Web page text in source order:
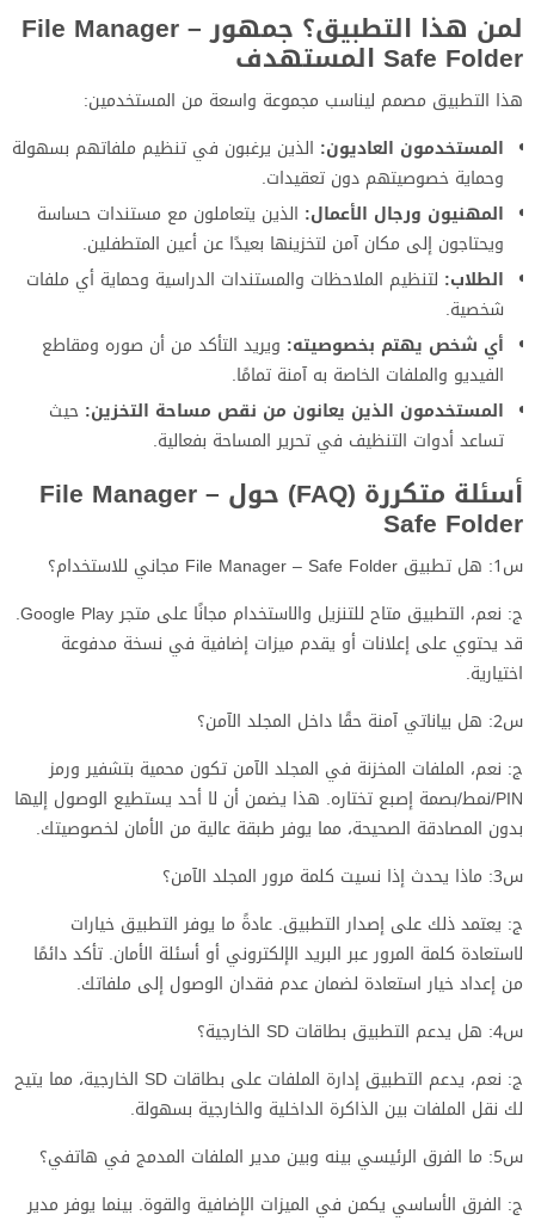
لمن هذا التطبيق؟ جمهور File Manager –
Safe Folder المستهدف
هذا التطبيق مصمم ليناسب مجموعة واسعة من المستخدمين:
المستخدمون العاديون: الذين يرغبون في تنظيم ملفاتهم بسهولة
وحماية خصوصيتهم دون تعقيدات.
المهنيون ورجال الأعمال: الذين يتعاملون مع مستندات حساسة
ويحتاجون إلى مكان آمن لتخزينها بعيدًا عن أعين المتطفلين.
الطلاب: لتنظيم الملاحظات والمستندات الدراسية وحماية أي ملفات
شخصية.
أي شخص يهتم بخصوصيته: ويريد التأكد من أن صوره ومقاطع
الفيديو والملفات الخاصة به آمنة تمامًا.
المستخدمون الذين يعانون من نقص مساحة التخزين: حيث
تساعد أدوات التنظيف في تحرير المساحة بفعالية.
أسئلة متكررة (FAQ) حول File Manager –
Safe Folder
س1: هل تطبيق File Manager – Safe Folder مجاني للاستخدام؟
ج: نعم، التطبيق متاح للتنزيل والاستخدام مجانًا على متجر Google Play.
قد يحتوي على إعلانات أو يقدم ميزات إضافية في نسخة مدفوعة
اختيارية.
س2: هل بياناتي آمنة حقًا داخل المجلد الآمن؟
ج: نعم، الملفات المخزنة في المجلد الآمن تكون محمية بتشفير ورمز
PIN/نمط/بصمة إصبع تختاره. هذا يضمن أن لا أحد يستطيع الوصول إليها
بدون المصادقة الصحيحة، مما يوفر طبقة عالية من الأمان لخصوصيتك.
س3: ماذا يحدث إذا نسيت كلمة مرور المجلد الآمن؟
ج: يعتمد ذلك على إصدار التطبيق. عادةً ما يوفر التطبيق خيارات
لاستعادة كلمة المرور عبر البريد الإلكتروني أو أسئلة الأمان. تأكد دائمًا
من إعداد خيار استعادة لضمان عدم فقدان الوصول إلى ملفاتك.
س4: هل يدعم التطبيق بطاقات SD الخارجية؟
ج: نعم، يدعم التطبيق إدارة الملفات على بطاقات SD الخارجية، مما يتيح
لك نقل الملفات بين الذاكرة الداخلية والخارجية بسهولة.
س5: ما الفرق الرئيسي بينه وبين مدير الملفات المدمج في هاتفي؟
ج: الفرق الأساسي يكمن في الميزات الإضافية والقوة. بينما يوفر مدير